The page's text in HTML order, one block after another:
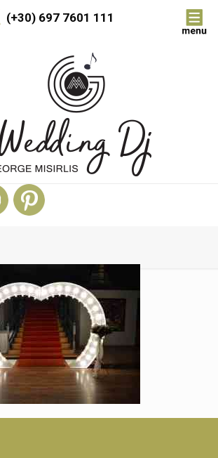
(+30) 697 7601 111